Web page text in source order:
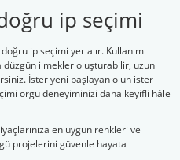
ip seçimi
ip seçimi yer alır. Kullanım
düzgün ilmekler oluşturabilir, uzun
İster yeni başlayan olun ister
örgü deneyiminizi daha keyifli hâle
en uygun renkleri ve
projelerini güvenle hayata